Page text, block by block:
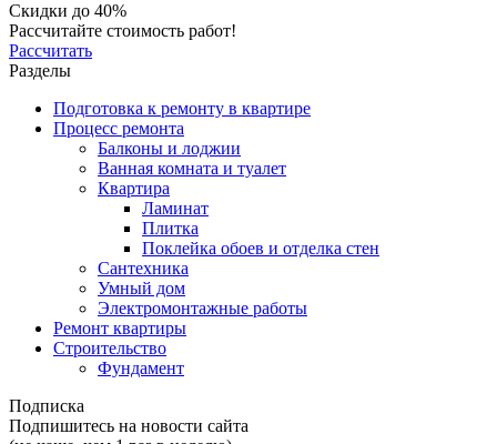
Скидки до 40%
Рассчитайте стоимость работ!
Рассчитать
Разделы
Подготовка к ремонту в квартире
Процесс ремонта
Балконы и лоджии
Ванная комната и туалет
Квартира
Ламинат
Плитка
Поклейка обоев и отделка стен
Сантехника
Умный дом
Электромонтажные работы
Ремонт квартиры
Строительство
Фундамент
Подписка
Подпишитесь на новости сайта